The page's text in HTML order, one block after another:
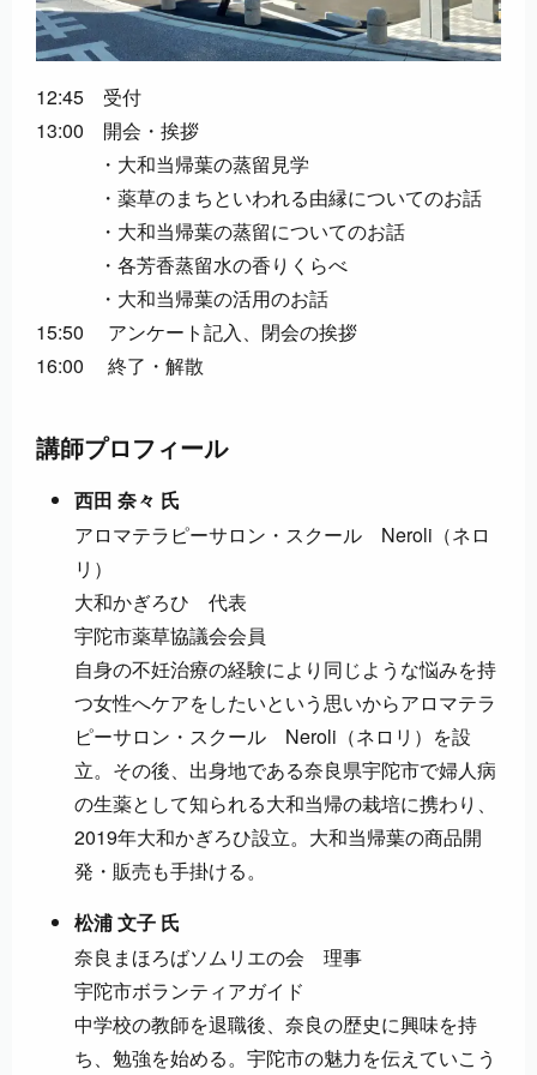
12:45 受付
13:00 開会・挨拶
・大和当帰葉の蒸留見学
・薬草のまちといわれる由縁についてのお話
・大和当帰葉の蒸留についてのお話
・各芳香蒸留水の香りくらべ
・大和当帰葉の活用のお話
15:50 アンケート記入、閉会の挨拶
16:00 終了・解散
講師プロフィール
西田 奈々 氏
アロマテラピーサロン・スクール Neroli（ネロ
リ）
大和かぎろひ 代表
宇陀市薬草協議会会員
自身の不妊治療の経験により同じような悩みを持
つ女性へケアをしたいという思いからアロマテラ
ピーサロン・スクール Neroli（ネロリ）を設
立。その後、出身地である奈良県宇陀市で婦人病
の生薬として知られる大和当帰の栽培に携わり、
2019年大和かぎろひ設立。大和当帰葉の商品開
発・販売も手掛ける。
松浦 文子 氏
奈良まほろばソムリエの会 理事
宇陀市ボランティアガイド
中学校の教師を退職後、奈良の歴史に興味を持
ち、勉強を始める。宇陀市の魅力を伝えていこう